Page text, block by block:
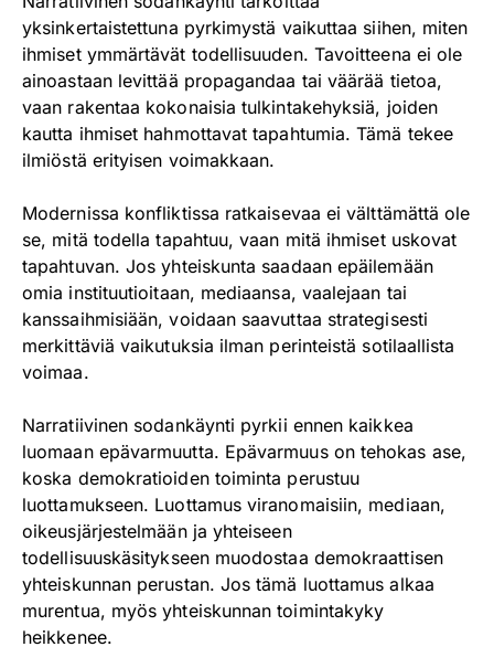
yksinkertaistettuna pyrkimystä vaikuttaa siihen, miten
ihmiset ymmärtävät todellisuuden. Tavoitteena ei ole
ainoastaan levittää propagandaa tai väärää tietoa,
vaan rakentaa kokonaisia tulkintakehyksiä, joiden
kautta ihmiset hahmottavat tapahtumia. Tämä tekee
ilmiöstä erityisen voimakkaan.
Modernissa konfliktissa ratkaisevaa ei välttämättä ole
se, mitä todella tapahtuu, vaan mitä ihmiset uskovat
tapahtuvan. Jos yhteiskunta saadaan epäilemään
omia instituutioitaan, mediaansa, vaalejaan tai
kanssaihmisiään, voidaan saavuttaa strategisesti
merkittäviä vaikutuksia ilman perinteistä sotilaallista
voimaa.
Narratiivinen sodankäynti pyrkii ennen kaikkea
luomaan epävarmuutta. Epävarmuus on tehokas ase,
koska demokratioiden toiminta perustuu
luottamukseen. Luottamus viranomaisiin, mediaan,
oikeusjärjestelmään ja yhteiseen
todellisuuskäsitykseen muodostaa demokraattisen
yhteiskunnan perustan. Jos tämä luottamus alkaa
murentua, myös yhteiskunnan toimintakyky
heikkenee.